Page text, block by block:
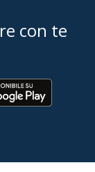
con te